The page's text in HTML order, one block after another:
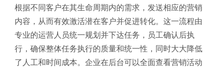
根据不同客户在其生命周期内的需求，发送相应的营销
内容，从而有效激活潜在客户并促进转化。这一流程由
专业的运营人员统一规划并下达任务，员工确认后执
行，确保整体任务执行的质量和统一性，同时大大降低
了人工和时间成本。企业在后台可以全面查看营销活动